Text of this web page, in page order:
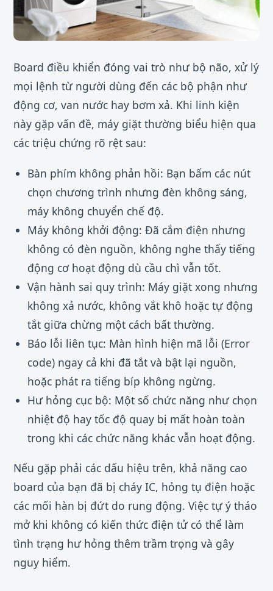
Board điều khiển đóng vai trò như bộ não, xử lý
mọi lệnh từ người dùng đến các bộ phận như
động cơ, van nước hay bơm xả. Khi linh kiện
này gặp vấn đề, máy giặt thường biểu hiện qua
các triệu chứng rõ rệt sau:
Bàn phím không phản hồi: Bạn bấm các nút
chọn chương trình nhưng đèn không sáng,
máy không chuyển chế độ.
Máy không khởi động: Đã cắm điện nhưng
không có đèn nguồn, không nghe thấy tiếng
động cơ hoạt động dù cầu chì vẫn tốt.
Vận hành sai quy trình: Máy giặt xong nhưng
không xả nước, không vắt khô hoặc tự động
tắt giữa chừng một cách bất thường.
Báo lỗi liên tục: Màn hình hiện mã lỗi (Error
code) ngay cả khi đã tắt và bật lại nguồn,
hoặc phát ra tiếng bíp không ngừng.
Hư hỏng cục bộ: Một số chức năng như chọn
nhiệt độ hay tốc độ quay bị mất hoàn toàn
trong khi các chức năng khác vẫn hoạt động.
Nếu gặp phải các dấu hiệu trên, khả năng cao
board của bạn đã bị cháy IC, hỏng tụ điện hoặc
các mối hàn bị đứt do rung động. Việc tự ý tháo
mở khi không có kiến thức điện tử có thể làm
tình trạng hư hỏng thêm trầm trọng và gây
nguy hiểm.